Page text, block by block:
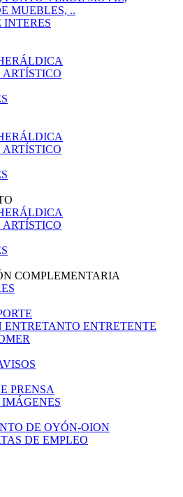
MUEBLES, ..
INTERES
COMPLEMENTARIA
ENTRETANTO ENTRETENTE
PRENSA
DE OYÓN-OION
DE EMPLEO